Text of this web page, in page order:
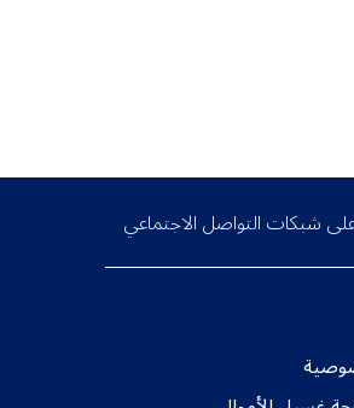
على شبكات التواصل الاجتماعي